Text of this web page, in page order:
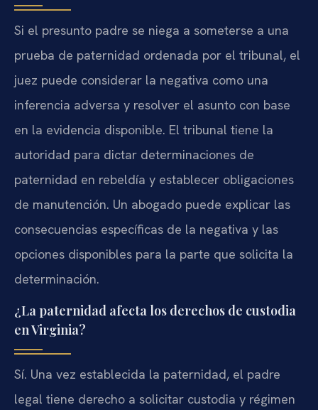
Si el presunto padre se niega a someterse a una
prueba de paternidad ordenada por el tribunal, el
juez puede considerar la negativa como una
inferencia adversa y resolver el asunto con base
en la evidencia disponible. El tribunal tiene la
autoridad para dictar determinaciones de
paternidad en rebeldía y establecer obligaciones
de manutención. Un abogado puede explicar las
consecuencias específicas de la negativa y las
opciones disponibles para la parte que solicita la
determinación.
¿La paternidad afecta los derechos de custodia
en Virginia?
Sí. Una vez establecida la paternidad, el padre
legal tiene derecho a solicitar custodia y régimen